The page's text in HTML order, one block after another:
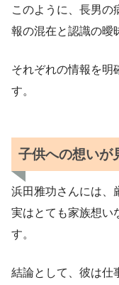
このように、長男の
報の混在と認識の曖
それぞれの情報を明
す。
子供への想いが
浜田雅功さんには、
実はとても家族想い
す。
結論として、彼は仕